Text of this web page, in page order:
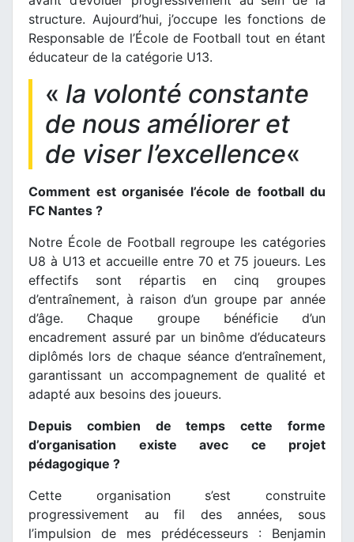
structure. Aujourd’hui, j’occupe les fonctions de
Responsable de l’École de Football tout en étant
éducateur de la catégorie U13.
« la volonté constante
de nous améliorer et
de viser l’excellence«
Comment est organisée l’école de football du
FC Nantes ?
Notre École de Football regroupe les catégories
U8 à U13 et accueille entre 70 et 75 joueurs. Les
effectifs sont répartis en cinq groupes
d’entraînement, à raison d’un groupe par année
d’âge. Chaque groupe bénéficie d’un
encadrement assuré par un binôme d’éducateurs
diplômés lors de chaque séance d’entraînement,
garantissant un accompagnement de qualité et
adapté aux besoins des joueurs.
Depuis combien de temps cette forme
d’organisation existe avec ce projet
pédagogique ?
Cette organisation s’est construite
progressivement au fil des années, sous
l’impulsion de mes prédécesseurs : Benjamin